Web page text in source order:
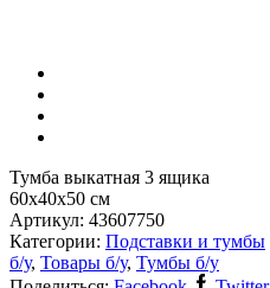
Тумба выкатная 3 ящика
60х40х50 см
Артикул: 43607750
Категории: Подставки и тумбы
б/у, Товары б/у, Тумбы б/у